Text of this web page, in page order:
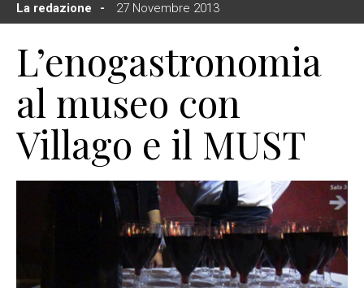
La redazione
27 Novembre 2013
L’enogastronomia
al museo con
Villago e il MUST